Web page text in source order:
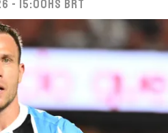
- 15:00hs BRT